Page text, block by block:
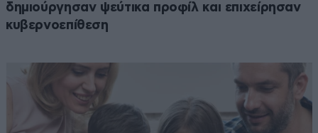
δημιούργησαν ψεύτικα προφίλ και επιχείρησαν
κυβερνοεπίθεση